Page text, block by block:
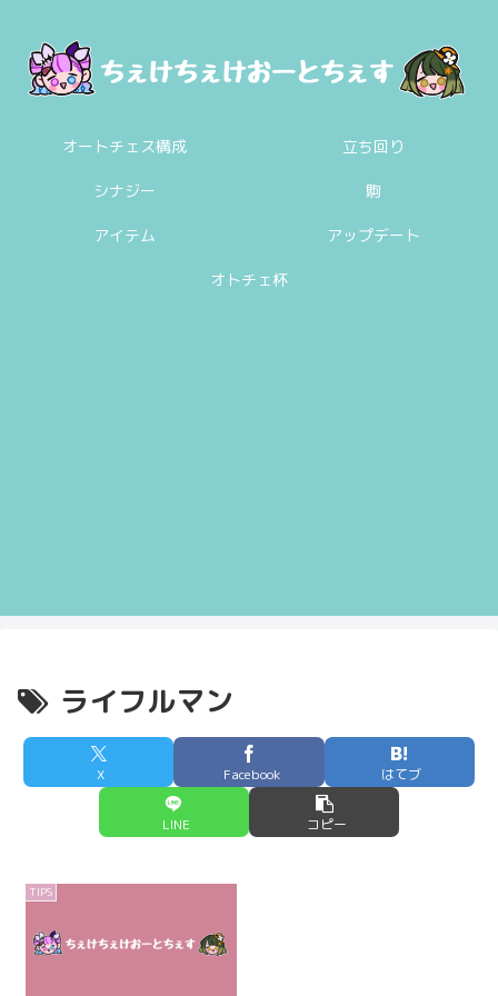
オートチェス構成 立ち回り
シナジー 駒
アイテム アップデート
オトチェ杯
ライフルマン
X Facebook はてブ
LINE コピー
TIPS